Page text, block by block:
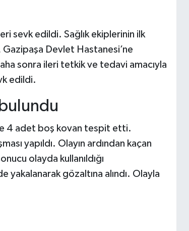
sevk edildi. Sağlık ekiplerinin ilk
Devlet Hastanesi’ne
sonra ileri tetkik ve tedavi amacıyla
edildi.
4 adet boş kovan tespit etti.
yapıldı. Olayın ardından kaçan
olayda kullanıldığı
gözaltına alındı. Olayla